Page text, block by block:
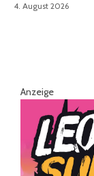
4. August 2026
Anzeige